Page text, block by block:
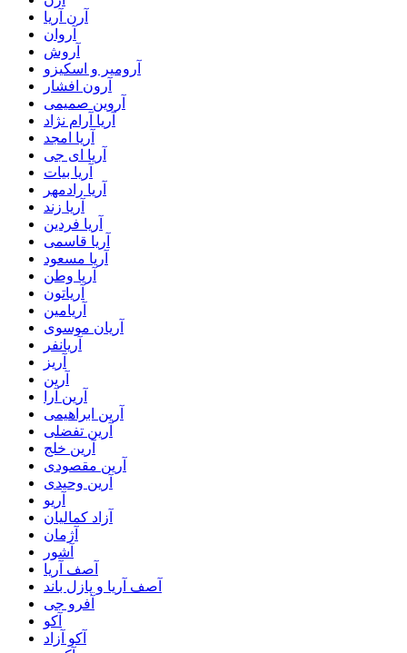
آرن آریا
آروان
آروش
آرومیر و اسکیزو
آرون افشار
آروین صمیمی
آریا آرام نژاد
آریا امجد
آریا ای جی
آریا بیات
آریا رادمهر
آریا زند
آریا فردین
آریا قاسمی
آریا مسعود
آریا وطن
آریاتون
آریامین
آریان موسوی
آریانفر
آریز
آرین
آرین آرا
آرین ابراهیمی
آرین تفضلی
آرین خلج
آرین مقصودی
آرین وحیدی
آریو
آزاد کمالیان
آژمان
آشور
آصف آریا
آصف آریا و پازل باند
آفرو جی
آکو
آکو آزاد